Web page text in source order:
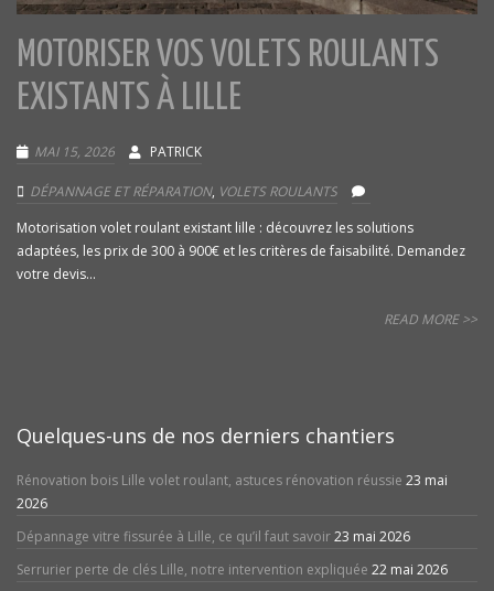
MOTORISER VOS VOLETS ROULANTS
EXISTANTS À LILLE
MAI 15, 2026 PATRICK
DÉPANNAGE ET RÉPARATION, VOLETS ROULANTS
Motorisation volet roulant existant lille : découvrez les solutions
adaptées, les prix de 300 à 900€ et les critères de faisabilité. Demandez
votre devis...
READ MORE >>
Quelques-uns de nos derniers chantiers
Rénovation bois Lille volet roulant, astuces rénovation réussie 23 mai
2026
Dépannage vitre fissurée à Lille, ce qu’il faut savoir23 mai 2026
Serrurier perte de clés Lille, notre intervention expliquée 22 mai 2026